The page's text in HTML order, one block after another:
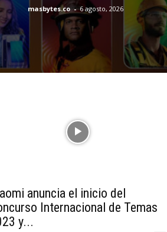
masbytes.co - 6 agosto, 2026
anuncia el inicio del
Internacional de Temas
y...